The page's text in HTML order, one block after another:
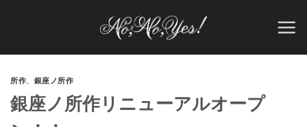
所作、 銀座ノ所作
銀座ノ所作リニューアルオープ